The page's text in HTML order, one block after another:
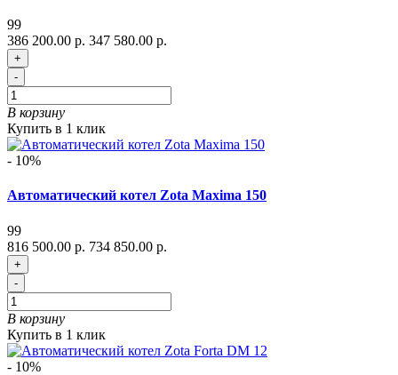
99
386 200.00 р. 347 580.00 р.
+
-
В корзину
Купить в 1 клик
- 10%
Автоматический котел Zota Maxima 150
99
816 500.00 р. 734 850.00 р.
+
-
В корзину
Купить в 1 клик
- 10%